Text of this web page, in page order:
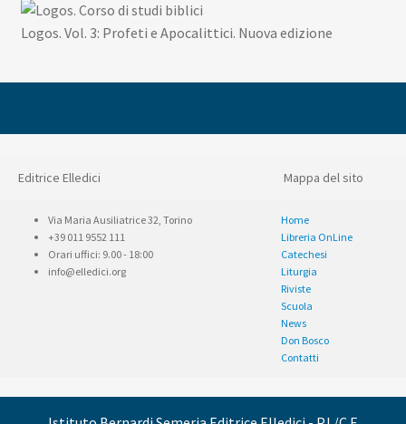
Logos. Vol. 3: Profeti e Apocalittici. Nuova edizione
Editrice Elledici Mappa del sito
Via Maria Ausiliatrice 32, Torino
+39 011 9552 111
Orari uffici: 9.00 - 18:00
info@elledici.org
Home
Libreria OnLine
Catechesi
Liturgia
Riviste
Scuola
News
Don Bosco
Contatti